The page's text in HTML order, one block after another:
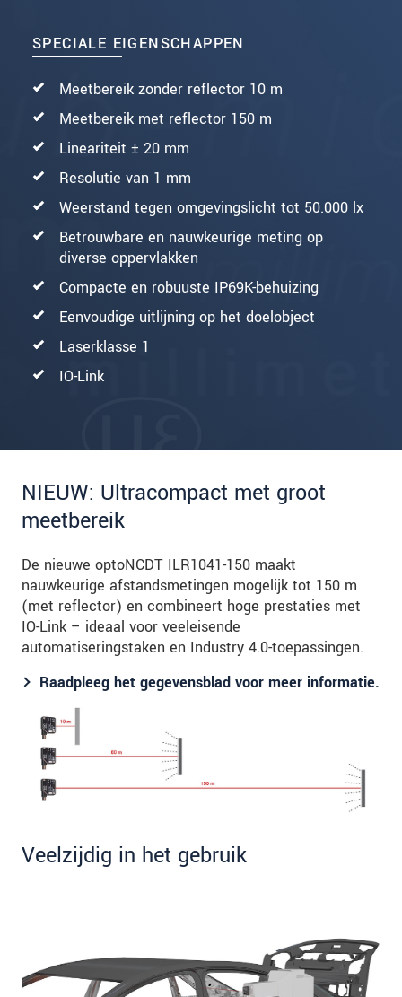
SPECIALE EIGENSCHAPPEN
Meetbereik zonder reflector 10 m
Meetbereik met reflector 150 m
Lineariteit ± 20 mm
Resolutie van 1 mm
Weerstand tegen omgevingslicht tot 50.000 lx
Betrouwbare en nauwkeurige meting op
diverse oppervlakken
Compacte en robuuste IP69K-behuizing
Eenvoudige uitlijning op het doelobject
Laserklasse 1
IO-Link
NIEUW: Ultracompact met groot
meetbereik
De nieuwe optoNCDT ILR1041-150 maakt
nauwkeurige afstandsmetingen mogelijk tot 150 m
(met reflector) en combineert hoge prestaties met
IO-Link – ideaal voor veeleisende
automatiseringstaken en Industry 4.0-toepassingen.
Raadpleeg het gegevensblad voor meer informatie.
Veelzijdig in het gebruik